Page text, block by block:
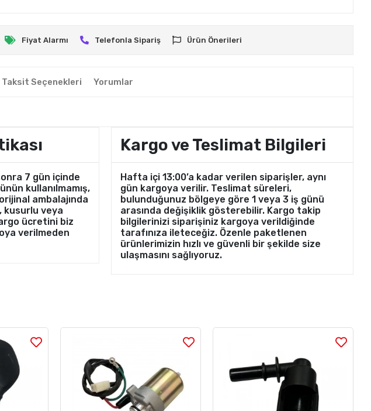
Fiyat Alarmı Telefonla Sipariş Ürün Önerileri
Taksit Seçenekleri Yorumlar
7 gün içinde
kullanılmamış,
ambalajında
kusurlu veya
ücretini biz
verilmeden
Kargo ve Teslimat Bilgileri
Hafta içi 13:00’a kadar verilen siparişler, aynı
gün kargoya verilir. Teslimat süreleri,
bulunduğunuz bölgeye göre 1 veya 3 iş günü
arasında değişiklik gösterebilir. Kargo takip
bilgilerinizi siparişiniz kargoya verildiğinde
tarafınıza ileteceğiz. Özenle paketlenen
ürünlerimizin hızlı ve güvenli bir şekilde size
ulaşmasını sağlıyoruz.